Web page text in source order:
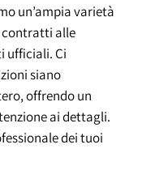
un’ampia varietà
contratti alle
ufficiali. Ci
siano
offrendo un
ai dettagli.
dei tuoi